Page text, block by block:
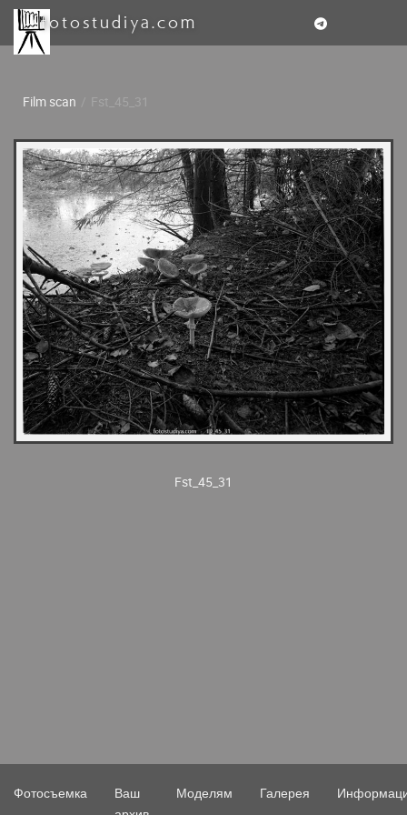
fotostudiya.com
Film scan Fst_45_31
Fst_45_31
Фотосъемка
Ваш
Моделям Галерея